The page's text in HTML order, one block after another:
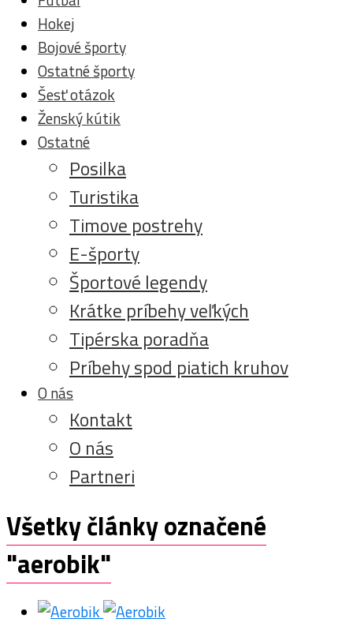
Hokej
Bojové športy
Ostatné športy
Šesť otázok
Ženský kútik
Ostatné
Posilka
Turistika
Timove postrehy
E-športy
Športové legendy
Krátke príbehy veľkých
Tipérska poradňa
Príbehy spod piatich kruhov
O nás
Kontakt
O nás
Partneri
Všetky články označené
"aerobik"